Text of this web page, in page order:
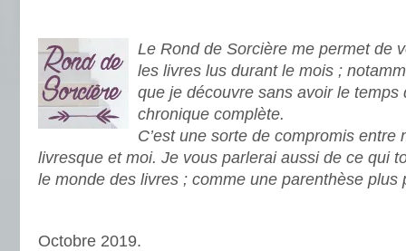
Le Rond de Sorcière me permet de
les livres lus durant le mois ;
que je découvre sans avoir le temps
chronique complète.
C’est une sorte de compromis entre
livresque et moi. Je vous parlerai aussi de ce qui
le monde des livres ; comme une parenthèse plus
Octobre 2019.